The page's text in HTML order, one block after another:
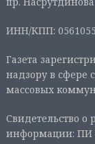
ИНН/КПП:
Газета
надзору в сфере
массовых
Свидетельство о
информации: ПИ